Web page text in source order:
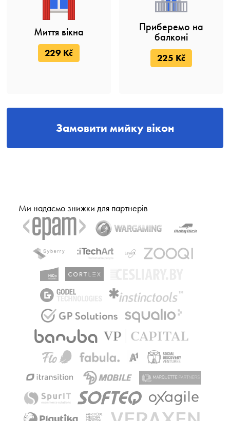
Миття вікна
229 Kč
Приберемо на
балконі
225 Kč
Замовити мийку вікон
Ми надаємо знижки для партнерів